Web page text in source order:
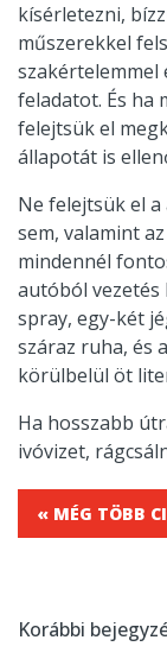
kísérletezni,
műszerekkel
szakértelemmel
feladatot. És ha
felejtsük el
állapotát is
Ne felejtsük el
sem, valamint
mindennél
autóból vezetés
spray, egy-két
száraz ruha, és
körülbelül öt
Ha hosszabb
ivóvizet,
« MÉG TÖBB
Korábbi